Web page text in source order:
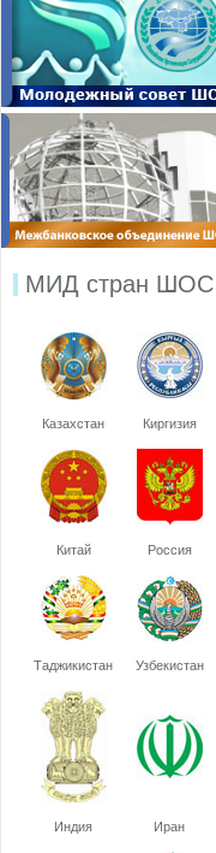
МИД стран ШОС
Казахстан Киргизия
Китай Россия
Таджикистан Узбекистан
Индия Иран